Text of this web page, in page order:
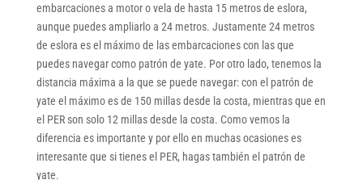
embarcaciones a motor o vela de hasta 15 metros de eslora,
aunque puedes ampliarlo a 24 metros. Justamente 24 metros
de eslora es el máximo de las embarcaciones con las que
puedes navegar como patrón de yate. Por otro lado, tenemos la
distancia máxima a la que se puede navegar: con el patrón de
yate el máximo es de 150 millas desde la costa, mientras que en
el PER son solo 12 millas desde la costa. Como vemos la
diferencia es importante y por ello en muchas ocasiones es
interesante que si tienes el PER, hagas también el patrón de
yate.